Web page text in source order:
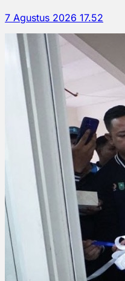
7 Agustus 2026 17.52